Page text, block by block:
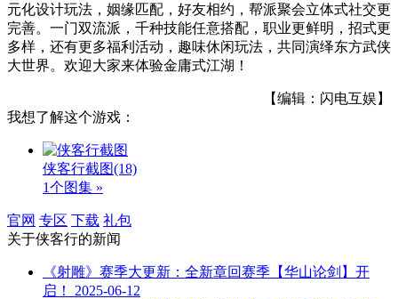
元化设计玩法，姻缘匹配，好友相约，帮派聚会立体式社交更
完善。一门双流派，千种技能任意搭配，职业更鲜明，招式更
多样，还有更多福利活动，趣味休闲玩法，共同演绎东方武侠
大世界。欢迎大家来体验金庸式江湖！
【编辑：闪电互娱】
我想了解这个游戏：
侠客行截图(18)
1个图集 »
官网 专区 下载 礼包
关于侠客行的新闻
《射雕》赛季大更新：全新章回赛季【华山论剑】开
启！
2025-06-12